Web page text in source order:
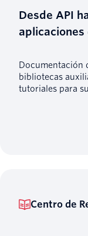
Desde API
aplicaciones
Documentación
bibliotecas
tutoriales para
Centro de